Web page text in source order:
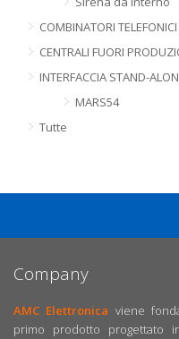
COMBINATORI TELEFONICI
CENTRALI FUORI
INTERFACCIA STAND-
MARS54
Tutte
Company
AMC Elettronica viene
primo prodotto progettato